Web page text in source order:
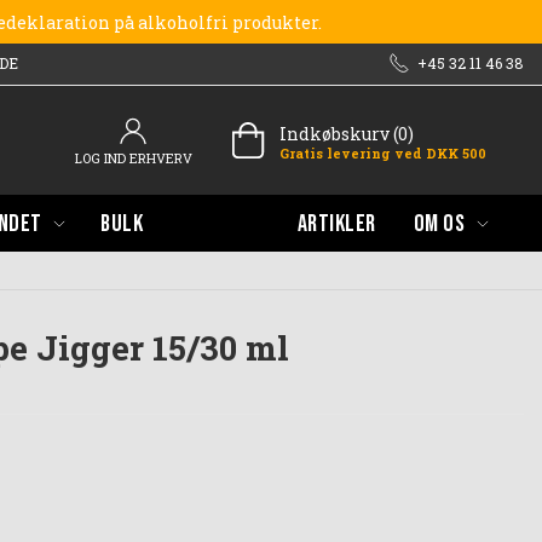
på alkoholfri produkter.
+45 32 11 46 38
LOG IND ERHVERV
Indkøbskurv (0)
Gratis levering ved DKK 500
BULK ARTIKLER OM OS
Jigger 15/30 ml